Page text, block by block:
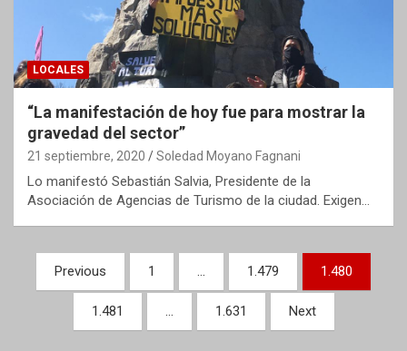
LOCALES
“La manifestación de hoy fue para mostrar la
gravedad del sector”
21 septiembre, 2020 Soledad Moyano Fagnani
Lo manifestó Sebastián Salvia, Presidente de la
Asociación de Agencias de Turismo de la ciudad. Exigen…
Paginación
de
entradas
Previous 1 1.479 1.480
1.481 1.631 Next